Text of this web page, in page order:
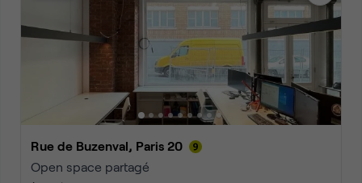
Rue de Buzenval, Paris 20
Open space partagé